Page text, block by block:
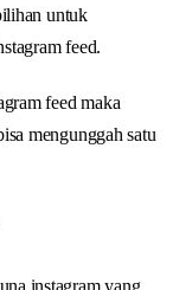
untuk
feed.
feed maka
mengunggah satu
instagram yang